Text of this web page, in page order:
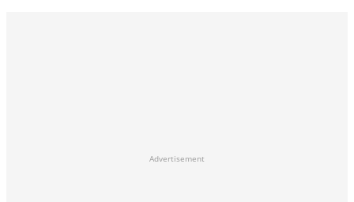
Advertisement